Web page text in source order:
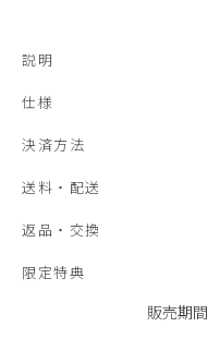
説明
仕様
決済方法
送料・配送
返品・交換
限定特典
販売期間